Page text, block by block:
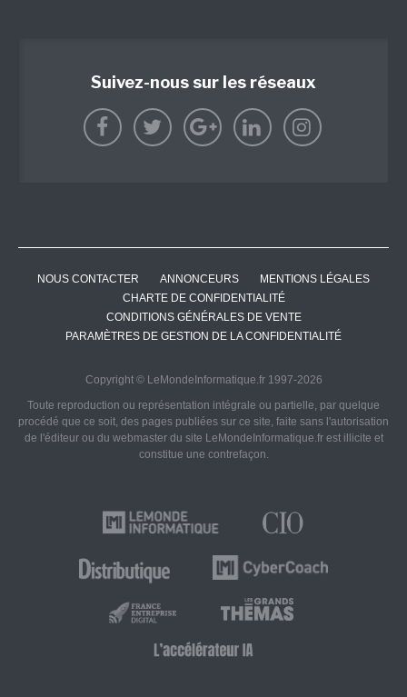
Suivez-nous sur les réseaux
NOUS CONTACTER ANNONCEURS
MENTIONS LÉGALES
CHARTE DE CONFIDENTIALITÉ
CONDITIONS GÉNÉRALES DE VENTE
PARAMÈTRES DE GESTION DE LA CONFIDENTIALITÉ
Copyright © LeMondeInformatique.fr 1997-2026
Toute reproduction ou représentation intégrale ou partielle, par quelque
procédé que ce soit, des pages publiées sur ce site, faite sans l'autorisation
de l'éditeur ou du webmaster du site LeMondeInformatique.fr est illicite et
constitue une contrefaçon.